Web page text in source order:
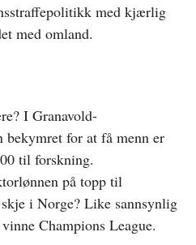
med kjærlig
med omland.
I Granavold-
for at få menn er
til forskning.
på topp til
i Norge? Like sannsynlig
Champions League.